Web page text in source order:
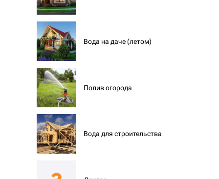
Вода на даче (летом)
Полив огорода
Вода для строительства